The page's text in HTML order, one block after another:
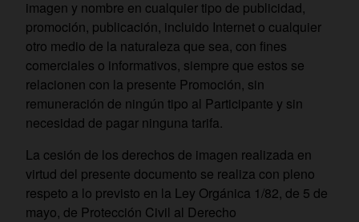
imagen y nombre en cualquier tipo de publicidad,
promoción, publicación, incluido Internet o cualquier
otro medio de la naturaleza que sea, con fines
comerciales o informativos, siempre que estos se
relacionen con la presente Promoción, sin
remuneración de ningún tipo al Participante y sin
necesidad de pagar ninguna tarifa.
La cesión de los derechos de imagen realizada en
virtud del presente documento se realiza con pleno
respeto a lo previsto en la Ley Orgánica 1/82, de 5 de
mayo, de Protección Civil al Derecho